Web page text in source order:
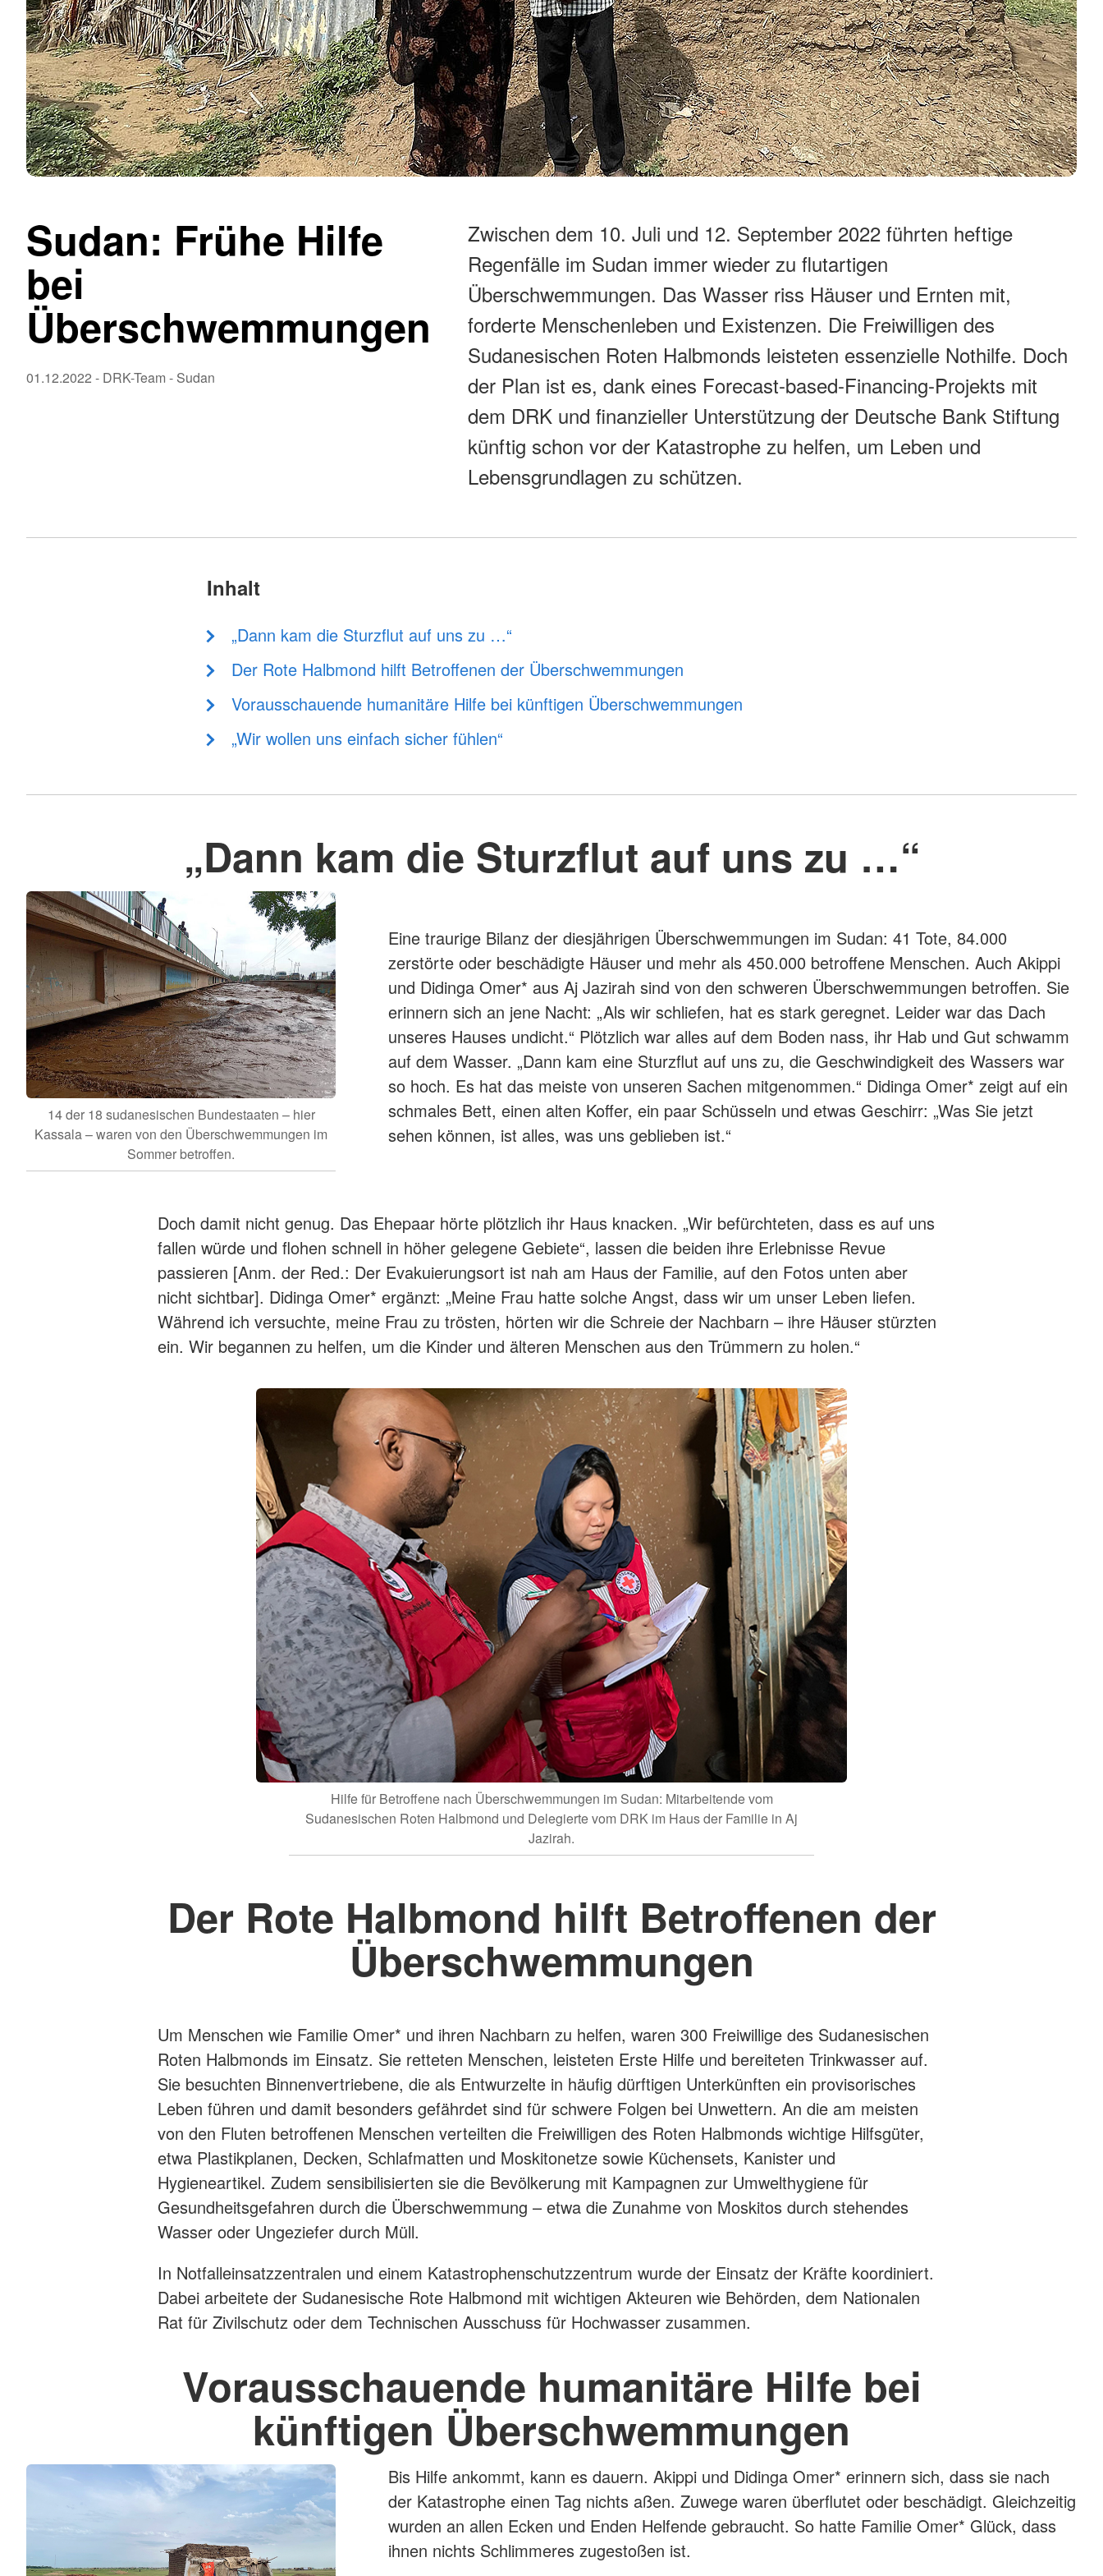
Sudan: Frühe Hilfe
bei
Überschwemmungen
01.12.2022 - DRK-Team- Sudan
Zwischen dem 10. Juli und 12. September 2022 führten heftige
Regenfälle im Sudan immer wieder zu flutartigen
Überschwemmungen. Das Wasser riss Häuser und Ernten mit,
forderte Menschenleben und Existenzen. Die Freiwilligen des
Sudanesischen Roten Halbmonds leisteten essenzielle Nothilfe. Doch
der Plan ist es, dank eines Forecast-based-Financing-Projekts mit
dem DRK und finanzieller Unterstützung der Deutsche Bank Stiftung
künftig schon vor der Katastrophe zu helfen, um Leben und
Lebensgrundlagen zu schützen.
Inhalt
„Dann kam die Sturzflut auf uns zu …“
Der Rote Halbmond hilft Betroffenen der Überschwemmungen
Vorausschauende humanitäre Hilfe bei künftigen Überschwemmungen
„Wir wollen uns einfach sicher fühlen“
„Dann kam die Sturzflut auf uns zu …“
14 der 18 sudanesischen Bundestaaten – hier
Kassala – waren von den Überschwemmungen im
Sommer betroffen.
Eine traurige Bilanz der diesjährigen Überschwemmungen im Sudan: 41 Tote, 84.000
zerstörte oder beschädigte Häuser und mehr als 450.000 betroffene Menschen. Auch Akippi
und Didinga Omer* aus Aj Jazirah sind von den schweren Überschwemmungen betroffen. Sie
erinnern sich an jene Nacht: „Als wir schliefen, hat es stark geregnet. Leider war das Dach
unseres Hauses undicht.“ Plötzlich war alles auf dem Boden nass, ihr Hab und Gut schwamm
auf dem Wasser. „Dann kam eine Sturzflut auf uns zu, die Geschwindigkeit des Wassers war
so hoch. Es hat das meiste von unseren Sachen mitgenommen.“ Didinga Omer* zeigt auf ein
schmales Bett, einen alten Koffer, ein paar Schüsseln und etwas Geschirr: „Was Sie jetzt
sehen können, ist alles, was uns geblieben ist.“
Hilfe für Betroffene nach Überschwemmungen im Sudan: Mitarbeitende vom
Sudanesischen Roten Halbmond und Delegierte vom DRK im Haus der Familie in Aj
Jazirah.
Doch damit nicht genug. Das Ehepaar hörte plötzlich ihr Haus knacken. „Wir befürchteten, dass es auf uns
fallen würde und flohen schnell in höher gelegene Gebiete“, lassen die beiden ihre Erlebnisse Revue
passieren [Anm. der Red.: Der Evakuierungsort ist nah am Haus der Familie, auf den Fotos unten aber
nicht sichtbar]. Didinga Omer* ergänzt: „Meine Frau hatte solche Angst, dass wir um unser Leben liefen.
Während ich versuchte, meine Frau zu trösten, hörten wir die Schreie der Nachbarn – ihre Häuser stürzten
ein. Wir begannen zu helfen, um die Kinder und älteren Menschen aus den Trümmern zu holen.“
Der Rote Halbmond hilft Betroffenen der
Überschwemmungen
Um Menschen wie Familie Omer* und ihren Nachbarn zu helfen, waren 300 Freiwillige des Sudanesischen
Roten Halbmonds im Einsatz. Sie retteten Menschen, leisteten Erste Hilfe und bereiteten Trinkwasser auf.
Sie besuchten Binnenvertriebene, die als Entwurzelte in häufig dürftigen Unterkünften ein provisorisches
Leben führen und damit besonders gefährdet sind für schwere Folgen bei Unwettern. An die am meisten
von den Fluten betroffenen Menschen verteilten die Freiwilligen des Roten Halbmonds wichtige Hilfsgüter,
etwa Plastikplanen, Decken, Schlafmatten und Moskitonetze sowie Küchensets, Kanister und
Hygieneartikel. Zudem sensibilisierten sie die Bevölkerung mit Kampagnen zur Umwelthygiene für
Gesundheitsgefahren durch die Überschwemmung – etwa die Zunahme von Moskitos durch stehendes
Wasser oder Ungeziefer durch Müll.
In Notfalleinsatzzentralen und einem Katastrophenschutzzentrum wurde der Einsatz der Kräfte koordiniert.
Dabei arbeitete der Sudanesische Rote Halbmond mit wichtigen Akteuren wie Behörden, dem Nationalen
Rat für Zivilschutz oder dem Technischen Ausschuss für Hochwasser zusammen.
Vorausschauende humanitäre Hilfe bei
künftigen Überschwemmungen
Bis Hilfe ankommt, kann es dauern. Akippi und Didinga Omer* erinnern sich, dass sie nach
der Katastrophe einen Tag nichts aßen. Zuwege waren überflutet oder beschädigt. Gleichzeitig
wurden an allen Ecken und Enden Helfende gebraucht. So hatte Familie Omer* Glück, dass
ihnen nichts Schlimmeres zugestoßen ist.